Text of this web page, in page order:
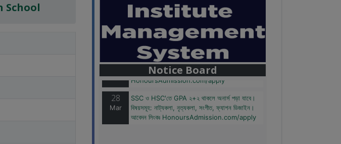
School
Notice Board
বাজেটের মধ্যে প্রাইভেট ইউনিভার্সিটিতে অনার্স পড়ার সুযোগ।
২০টির অধিক বিষয়, ৪ বছরে মোট খরচ ২ লক্ষ থেকে ৫ লক্ষ
টাকা। আবেদন লিংকঃ
HonoursAdmission.com/apply
28
Mar
বিষয়সমূহ: নাট্যকলা, নৃত্যকলা, সংগীত, ফ্যাশন ডিজাইন।
আবেদন লিংকঃ HonoursAdmission.com/apply